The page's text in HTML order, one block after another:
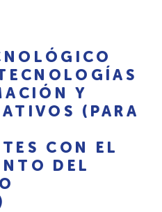
Y
(PARA
CON EL
DEL